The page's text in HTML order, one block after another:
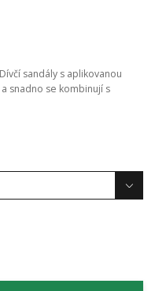
sandály s aplikovanou
snadno se kombinují s